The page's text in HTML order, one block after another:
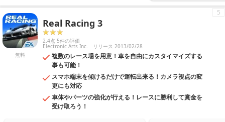
無料
Real Racing 3
2.4点 5件の評価
Electronic Arts Inc. リリース 2013/02/28
複数のレース場を用意！車を自由にカスタイマイズする
事も可能！
スマホ端末を傾けるだけで運転出来る！カメラ視点の変
更にも対応
車体やパーツの強化が行える！レースに勝利して賞金を
受け取ろう！
5